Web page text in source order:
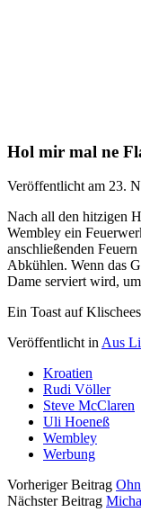
Hol mir mal ne
Veröffentlicht am 23.
Nach all den hitzigen
Wembley ein
anschließenden
Abkühlen. Wenn das
Dame serviert wird,
Ein Toast auf
Veröffentlicht inAus
Kroatien
Rudi Völler
Steve McClaren
Uli Hoeneß
Wembley
Werbung
Vorheriger Beitrag
Nächster Beitrag